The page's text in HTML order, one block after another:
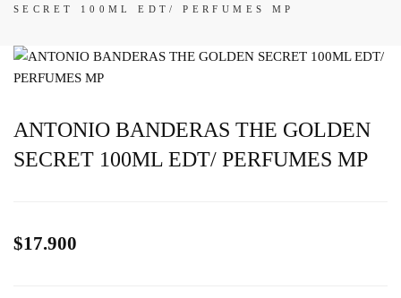
SECRET 100ML EDT/ PERFUMES MP
ANTONIO BANDERAS THE GOLDEN
SECRET 100ML EDT/ PERFUMES MP
$17.900